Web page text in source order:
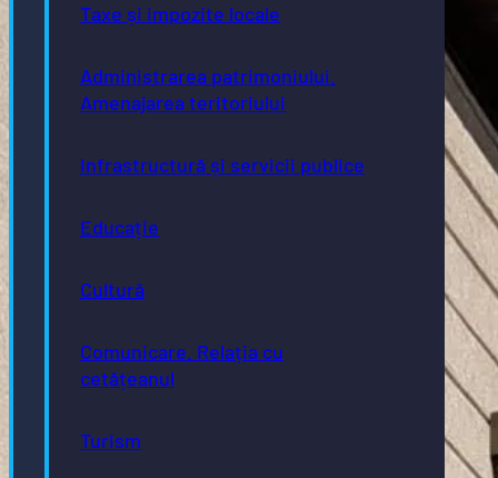
Taxe și impozite locale
Administrarea patrimoniului.
Amenajarea teritoriului
Infrastructură și servicii publice
Educație
Cultură
Comunicare. Relația cu
cetățeanul
Turism